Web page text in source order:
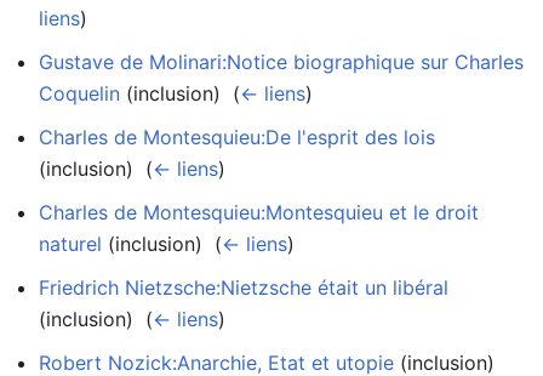
liens)
Gustave de Molinari:Notice biographique sur Charles
Coquelin (inclusion) ‎ (← liens)
Charles de Montesquieu:De l'esprit des lois
(inclusion) ‎ (← liens)
Charles de Montesquieu:Montesquieu et le droit
naturel (inclusion) ‎ (← liens)
Friedrich Nietzsche:Nietzsche était un libéral
(inclusion) ‎ (← liens)
Robert Nozick:Anarchie, Etat et utopie (inclusion) ‎